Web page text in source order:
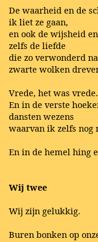
De waarheid en de
ik liet ze gaan,
en ook de wijsheid
zelfs de liefde
die zo verwonderd
zwarte wolken
Vrede, het was vrede.
En in de verste
dansten wezens
waarvan ik zelfs nog
En in de hemel hing
Wij twee
Wij zijn gelukkig.
Buren bonken op